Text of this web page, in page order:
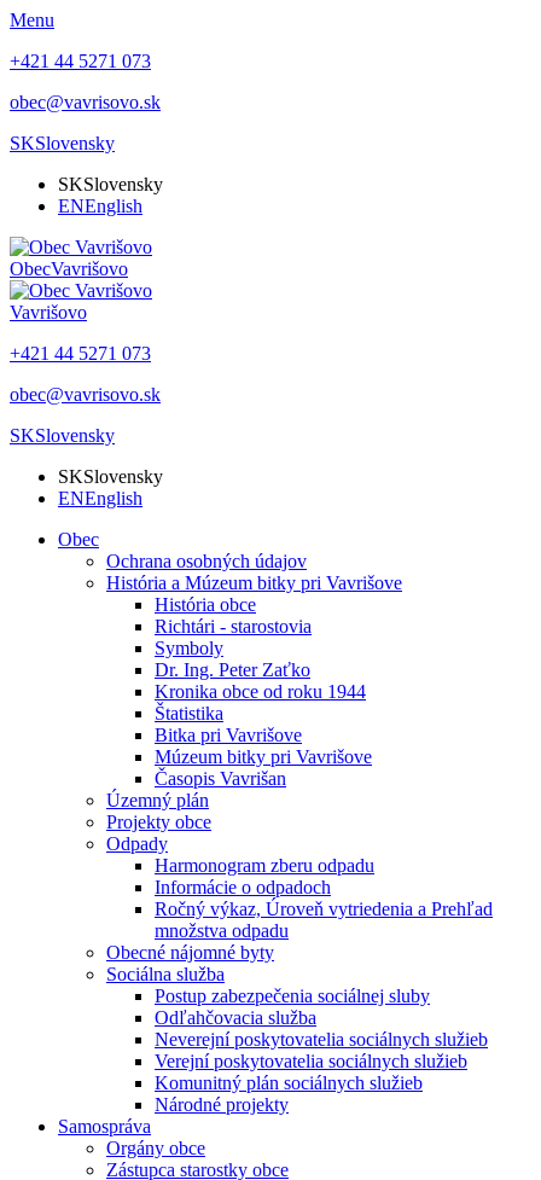
Menu
+421 44 5271 073
obec@vavrisovo.sk
SKSlovensky
SKSlovensky
ENEnglish
ObecVavrišovo
Vavrišovo
+421 44 5271 073
obec@vavrisovo.sk
SKSlovensky
SKSlovensky
ENEnglish
Obec
Ochrana osobných údajov
História a Múzeum bitky pri Vavrišove
História obce
Richtári - starostovia
Symboly
Dr. Ing. Peter Zaťko
Kronika obce od roku 1944
Štatistika
Bitka pri Vavrišove
Múzeum bitky pri Vavrišove
Časopis Vavrišan
Územný plán
Projekty obce
Odpady
Harmonogram zberu odpadu
Informácie o odpadoch
Ročný výkaz, Úroveň vytriedenia a Prehľad
množstva odpadu
Obecné nájomné byty
Sociálna služba
Postup zabezpečenia sociálnej sluby
Odľahčovacia služba
Neverejní poskytovatelia sociálnych služieb
Verejní poskytovatelia sociálnych služieb
Komunitný plán sociálnych služieb
Národné projekty
Samospráva
Orgány obce
Zástupca starostky obce